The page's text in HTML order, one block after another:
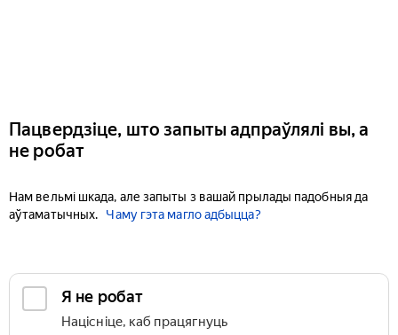
Пацвердзіце, што запыты адпраўлялі вы, а
не робат
Нам вельмі шкада, але запыты з вашай прылады падобныя да
аўтаматычных.
Чаму гэта магло адбыцца?
Я не робат
Націсніце, каб працягнуць